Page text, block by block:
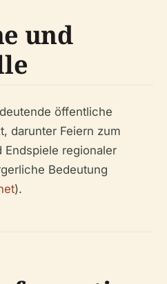
und
öffentliche
darunter Feiern zum
Endspiele regionaler
Bedeutung
).